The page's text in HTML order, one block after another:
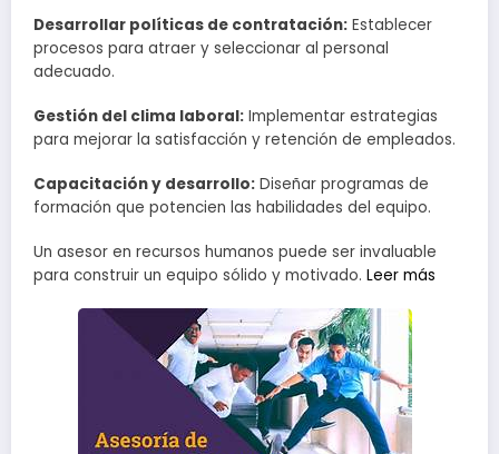
Desarrollar políticas de contratación: Establecer
procesos para atraer y seleccionar al personal
adecuado.
Gestión del clima laboral: Implementar estrategias
para mejorar la satisfacción y retención de empleados.
Capacitación y desarrollo: Diseñar programas de
formación que potencien las habilidades del equipo.
Un asesor en recursos humanos puede ser invaluable
para construir un equipo sólido y motivado. Leer más